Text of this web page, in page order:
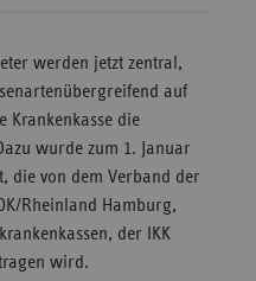
werden jetzt zentral,
auf
Krankenkasse die
wurde zum 1. Januar
die von dem Verband der
Rheinland Hamburg,
der IKK
wird.